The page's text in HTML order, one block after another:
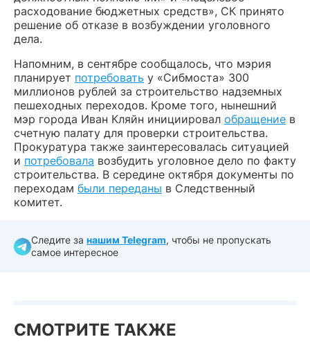
расходование бюджетных средств», СК принято
решение об отказе в возбуждении уголовного
дела.
Напомним, в сентябре сообщалось, что мэрия
планирует потребовать у «Сибмоста» 300
миллионов рублей за строительство надземных
пешеходных переходов. Кроме того, нынешний
мэр города Иван Кляйн инициировал обращение в
счетную палату для проверки строительства.
Прокуратура также заинтересовалась ситуацией
и потребовала возбудить уголовное дело по факту
строительства. В середине октября документы по
переходам были переданы в Следственный
комитет.
Следите за нашим Telegram, чтобы не пропускать
самое интересное
СМОТРИТЕ ТАКЖЕ